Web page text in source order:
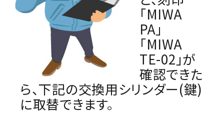
「MIWA
PA」
「MIWA
TE-02」が
確認できた
ら、下記の交換用シリンダー(鍵)
に取替できます。